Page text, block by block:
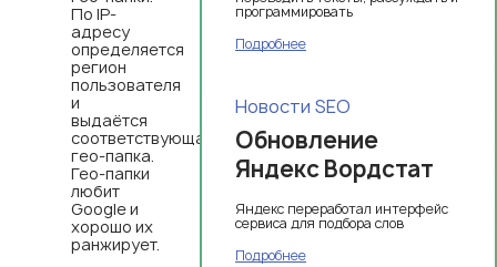
программировать
Подробнее
Новости SEO
Обновление
Яндекс Вордстат
Яндекс переработал интерфейс
сервиса для подбора слов
Подробнее
По IP-
адресу
определяется
регион
пользователя
и
выдаётся
соответствующая
гео-папка.
Гео-папки
любит
Google и
хорошо их
ранжирует.